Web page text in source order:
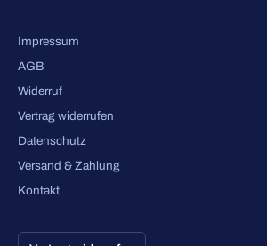
Impressum
AGB
Widerruf
Vertrag widerrufen
Datenschutz
Versand & Zahlung
Kontakt